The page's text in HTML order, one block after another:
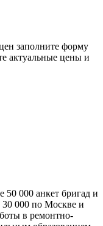
заполните форму
актуальные цены и
50 000 анкет бригад и
30 000 по Москве и
в ремонтно-